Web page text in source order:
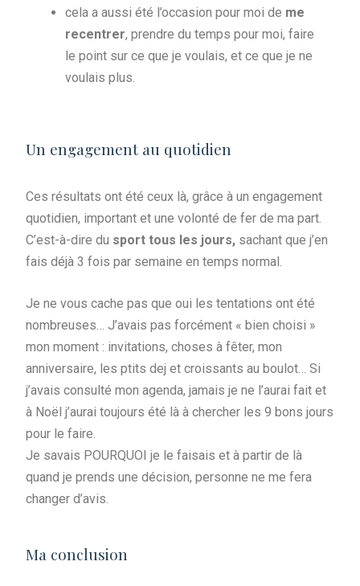
cela a aussi été l’occasion pour moi de me
recentrer, prendre du temps pour moi, faire
le point sur ce que je voulais, et ce que je ne
voulais plus.
Un engagement au quotidien
Ces résultats ont été ceux là, grâce à un engagement
quotidien, important et une volonté de fer de ma part.
C’est-à-dire du sport tous les jours, sachant que j’en
fais déjà 3 fois par semaine en temps normal.
Je ne vous cache pas que oui les tentations ont été
nombreuses… J’avais pas forcément « bien choisi »
mon moment : invitations, choses à fêter, mon
anniversaire, les ptits dej et croissants au boulot… Si
j’avais consulté mon agenda, jamais je ne l’aurai fait et
à Noël j’aurai toujours été là à chercher les 9 bons jours
pour le faire.
Je savais POURQUOI je le faisais et à partir de là
quand je prends une décision, personne ne me fera
changer d’avis.
Ma conclusion